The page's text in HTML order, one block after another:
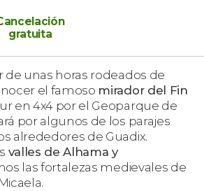
gratuita
de unas horas rodeados de
el famoso mirador del Fin
en 4x4 por el Geoparque de
por algunos de los parajes
alrededores de Guadix.
valles de Alhama y
las fortalezas medievales de